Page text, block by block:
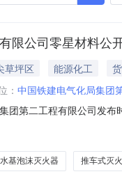
限公司零星材料公
草坪区 能源化工
： 中国铁建电气化局集团
团第二工程有限公司发
是广佛环线的东环，在
水基泡沫灭火器 推车式灭